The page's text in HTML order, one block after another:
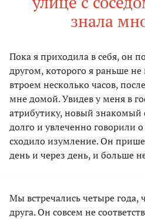
знала
Пока я приходила в себя, он
другом, которого я раньше
втроем несколько часов,
мне домой. Увидев у меня в
атрибутику, новый
долго и увлеченно говорили
сходило изумление. Он
день и через день, и больше
Мы встречались четыре года,
друга. Он совсем не